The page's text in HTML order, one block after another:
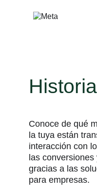
Conoce de qué
la tuya están
interacción con
las
gracias a las
para empresas.